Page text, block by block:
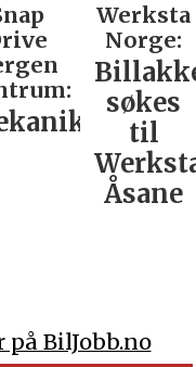
til
Rodin &
Co AS:
BilJobb.no